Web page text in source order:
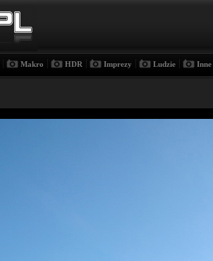
Makro HDR Imprezy Ludzie Inne